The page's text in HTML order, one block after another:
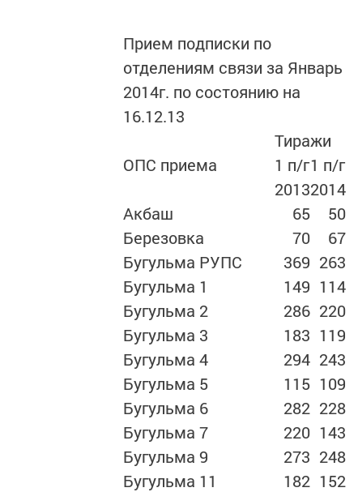
Прием подписки по
отделениям связи за Январь
2014г. по состоянию на
16.12.13
ОПС приема
Тиражи
1 п/г
2013
1 п/г
2014
Акбаш
65
50
Березовка
70
67
Бугульма РУПС
369 263
Бугульма 1
149 114
Бугульма 2
286 220
Бугульма 3
183 119
Бугульма 4
294 243
Бугульма 5
115 109
Бугульма 6
282 228
Бугульма 7
220 143
Бугульма 9
273 248
Бугульма 11
182 152